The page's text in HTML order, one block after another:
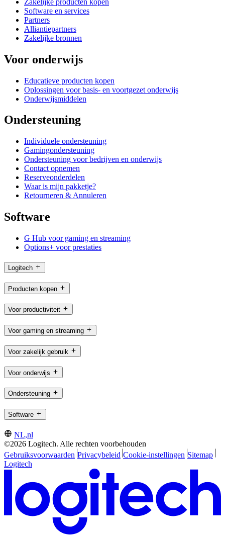
Software en services
Partners
Alliantiepartners
Zakelijke bronnen
Voor onderwijs
Educatieve producten kopen
Oplossingen voor basis- en voortgezet onderwijs
Onderwijsmiddelen
Ondersteuning
Individuele ondersteuning
Gamingondersteuning
Ondersteuning voor bedrijven en onderwijs
Contact opnemen
Reserveonderdelen
Waar is mijn pakketje?
Retourneren & Annuleren
Software
G Hub voor gaming en streaming
Options+ voor prestaties
Logitech
Producten kopen
Voor productiviteit
Voor gaming en streaming
Voor zakelijk gebruik
Voor onderwijs
Ondersteuning
Software
NL,nl
©2026 Logitech. Alle rechten voorbehouden
Gebruiksvoorwaarden Privacybeleid Cookie-instellingen Sitemap
Logitech